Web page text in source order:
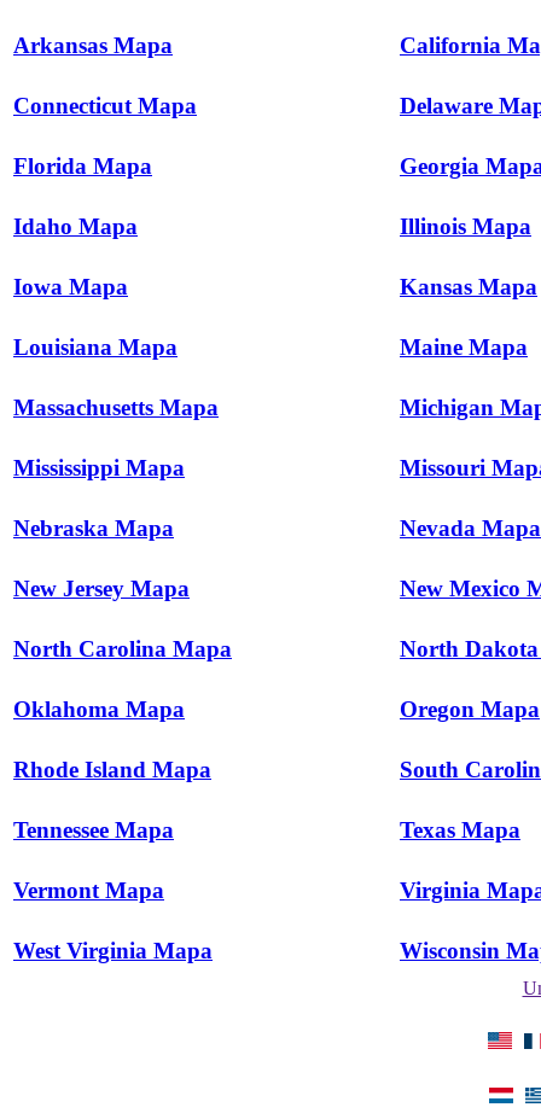
Arkansas Mapa California
Connecticut Mapa Delaware
Florida Mapa Georgia
Idaho Mapa Illinois Mapa
Iowa Mapa Kansas Mapa
Louisiana Mapa Maine Mapa
Massachusetts Mapa Michigan
Mississippi Mapa Missouri
Nebraska Mapa Nevada Mapa
New Jersey Mapa New Mexico
North Carolina Mapa North
Oklahoma Mapa Oregon Mapa
Rhode Island Mapa South
Tennessee Mapa Texas Mapa
Vermont Mapa Virginia
West Virginia Mapa Wisconsin